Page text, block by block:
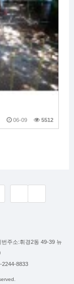
06-09 5512
주소:휘경2동 49-39 뉴
2244-8833